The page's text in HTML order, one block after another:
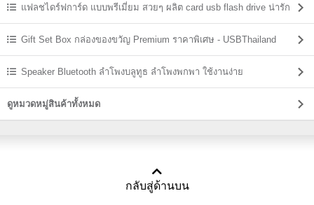
ถูก แฟลชไดร์ฟการ์ด แบบพรีเมี่ยม สวยๆ ผลิต card usb flash drive น่ารัก
Gift Set Box กล่องของขวัญ Premium ราคาพิเศษ - USBThailand
Speaker Bluetooth ลําโพงบลูทูธ ลำโพงพกพา ใช้งานง่าย
ดูหมวดหมู่สินค้าทั้งหมด
กลับสู่ด้านบน